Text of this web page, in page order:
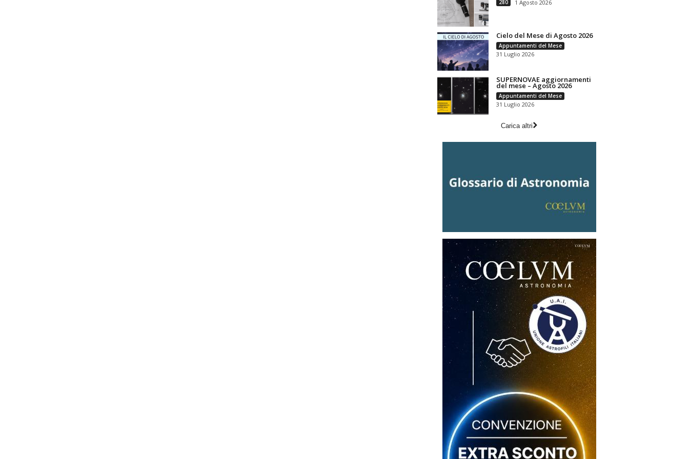
280 1 Agosto 2026
Cielo del Mese di Agosto 2026
Appuntamenti del Mese
31 Luglio 2026
SUPERNOVAE aggiornamenti
del mese – Agosto 2026
Appuntamenti del Mese
31 Luglio 2026
Carica altri